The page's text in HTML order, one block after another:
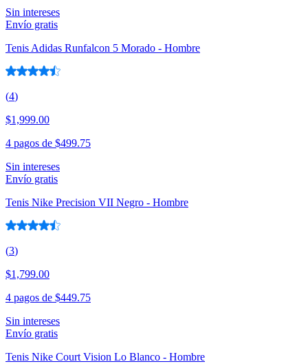
Sin intereses
Envío gratis
Tenis Adidas Runfalcon 5 Morado - Hombre
(4)
$1,999.00
4 pagos de $499.75
Sin intereses
Envío gratis
Tenis Nike Precision VII Negro - Hombre
(3)
$1,799.00
4 pagos de $449.75
Sin intereses
Envío gratis
Tenis Nike Court Vision Lo Blanco - Hombre